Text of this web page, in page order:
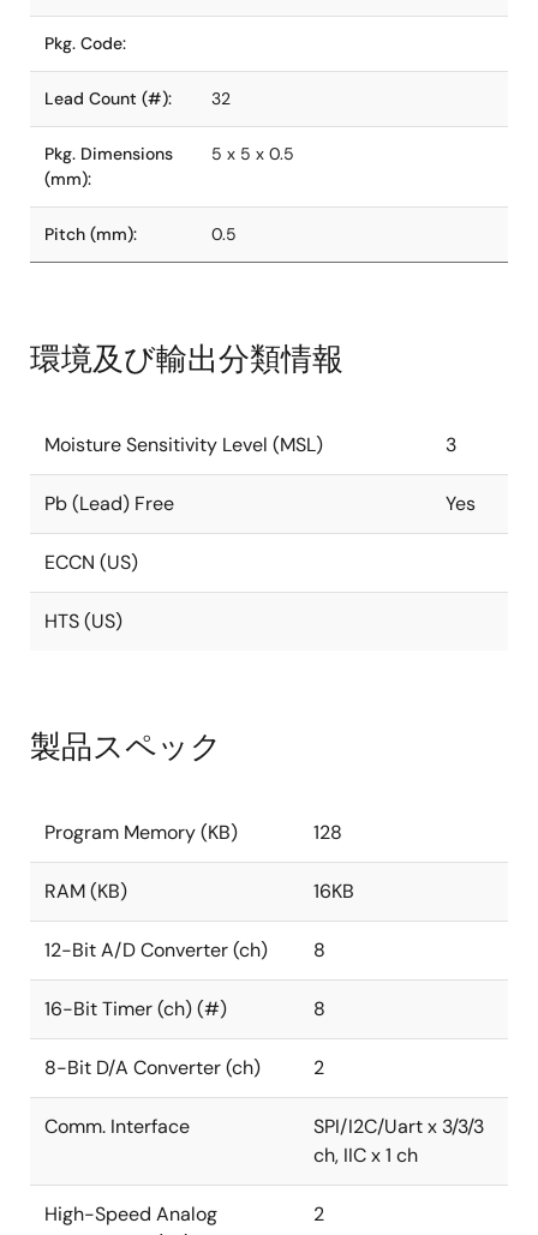
Pkg. Code:
Lead Count (#): 32
Pkg. Dimensions
(mm):
5 x 5 x 0.5
Pitch (mm): 0.5
環境及び輸出分類情報
Moisture Sensitivity Level (MSL) 3
Pb (Lead) Free Yes
ECCN (US)
HTS (US)
製品スペック
Program Memory (KB) 128
RAM (KB) 16KB
12-Bit A/D Converter (ch) 8
16-Bit Timer (ch) (#) 8
8-Bit D/A Converter (ch) 2
Comm. Interface
SPI/I2C/Uart x 3/3/3
ch, IIC x 1 ch
High-Speed Analog
2